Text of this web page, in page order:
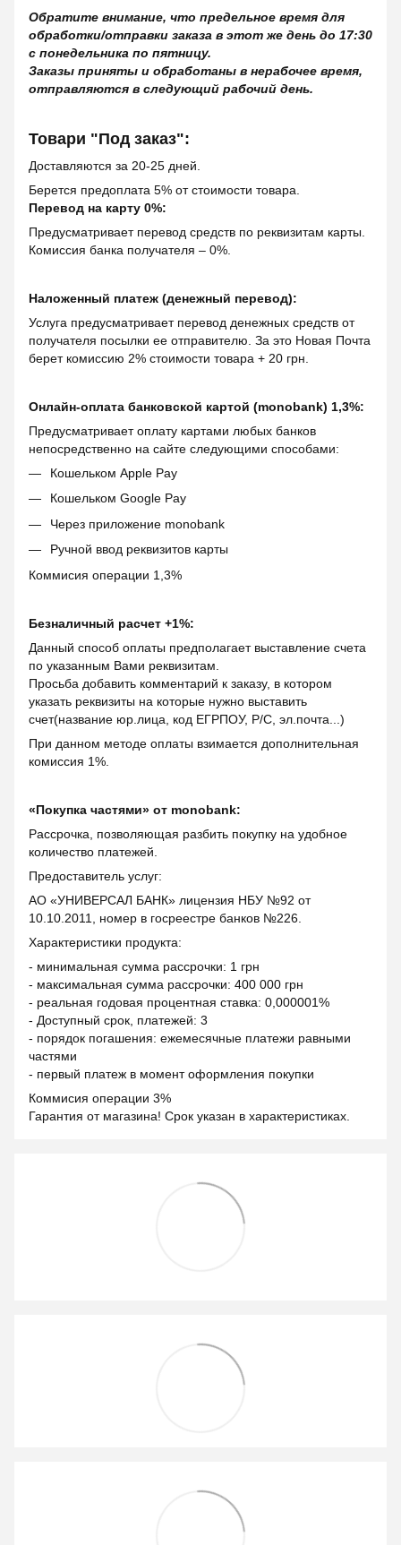
Обратите внимание, что предельное время для
обработки/отправки заказа в этот же день до 17:30
с понедельника по пятницу.
Заказы приняты и обработаны в нерабочее время,
отправляются в следующий рабочий день.
Товари "Под заказ":
Доставляются за 20-25 дней.
Берется предоплата 5% от стоимости товара.
Перевод на карту 0%:
Предусматривает перевод средств по реквизитам карты.
Комиссия банка получателя – 0%.
Наложенный платеж (денежный перевод):
Услуга предусматривает перевод денежных средств от
получателя посылки ее отправителю. За это Новая Почта
берет комиссию 2% стоимости товара + 20 грн.
Онлайн-оплата банковской картой (monobank) 1,3%:
Предусматривает оплату картами любых банков
непосредственно на сайте следующими способами:
Кошельком Apple Pay
Кошельком Google Pay
Через приложение monobank
Ручной ввод реквизитов карты
Коммисия операции 1,3%
Безналичный расчет +1%:
Данный способ оплаты предполагает выставление счета
по указанным Вами реквизитам.
Просьба добавить комментарий к заказу, в котором
указать реквизиты на которые нужно выставить
счет(название юр.лица, код ЕГРПОУ, Р/С, эл.почта...)
При данном методе оплаты взимается дополнительная
комиссия 1%.
«Покупка частями» от monobank:
Рассрочка, позволяющая разбить покупку на удобное
количество платежей.
Предоставитель услуг:
АО «УНИВЕРСАЛ БАНК» лицензия НБУ №92 от
10.10.2011, номер в госреестре банков №226.
Характеристики продукта:
- минимальная сумма рассрочки: 1 грн
- максимальная сумма рассрочки: 400 000 грн
- реальная годовая процентная ставка: 0,000001%
- Доступный срок, платежей: 3
- порядок погашения: ежемесячные платежи равными
частями
- первый платеж в момент оформления покупки
Коммисия операции 3%
Гарантия от магазина! Срок указан в характеристиках.